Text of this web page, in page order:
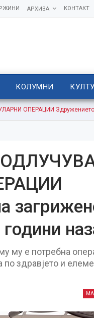
КОНТАКТ
АРХИВА
КОЛУМНИ
ОПЕРАЦИИ Здружението
му е потребна
по здравјето и